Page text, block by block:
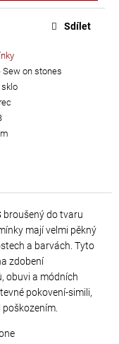
Sew on stones
sklo
Sdílet
broušený do tvaru
mají velmi pěkný
a barvách. Tyto
zdobení
obuvi a módních
pokovení-simili,